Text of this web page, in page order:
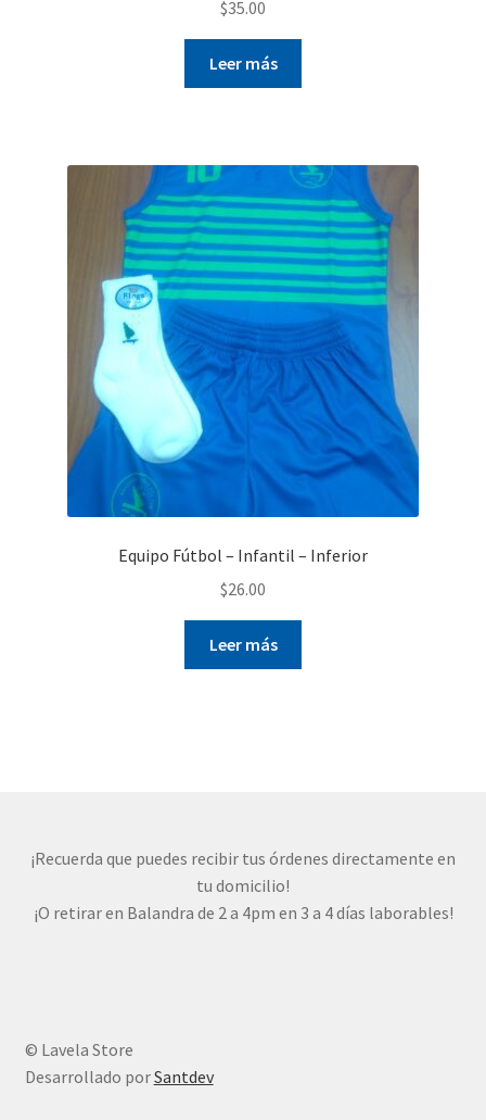
$35.00
Leer más
Equipo Fútbol – Infantil – Inferior
$26.00
Leer más
¡Recuerda que puedes recibir tus órdenes directamente en
tu domicilio!
¡O retirar en Balandra de 2 a 4pm en 3 a 4 días laborables!
© Lavela Store
Desarrollado porSantdev